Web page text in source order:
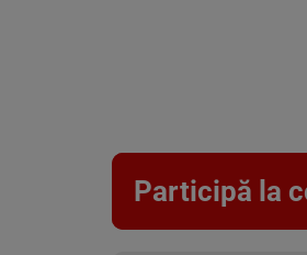
Participă la